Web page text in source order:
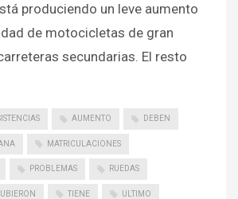
produciendo un leve aumento
de motocicletas de gran
secundarias. El resto
AUMENTO DEBEN
MATRICULACIONES
PROBLEMAS RUEDAS
TIENE ULTIMO